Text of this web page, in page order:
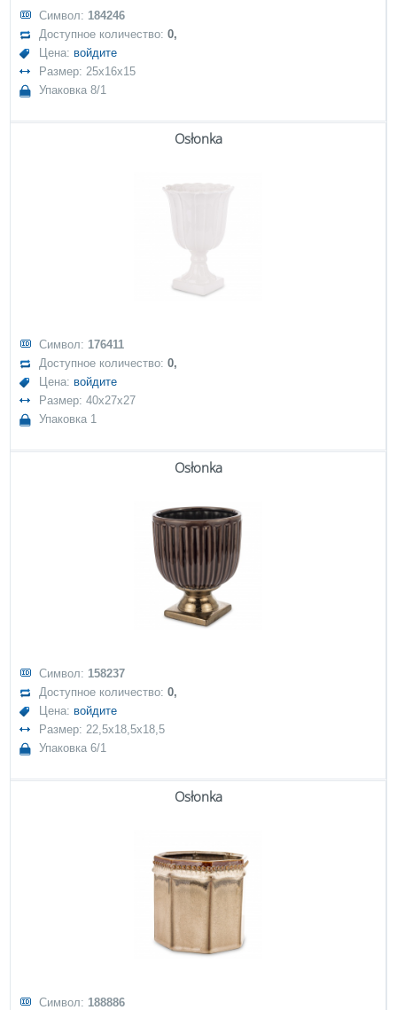
Символ: 184246
Доступное количество:0,
Цена: войдите
Размер: 25x16x15
Упаковка 8/1
Osłonka
Символ: 176411
Доступное количество:0,
Цена: войдите
Размер: 40x27x27
Упаковка 1
Osłonka
Символ: 158237
Доступное количество:0,
Цена: войдите
Размер: 22,5x18,5x18,5
Упаковка 6/1
Osłonka
Символ: 188886